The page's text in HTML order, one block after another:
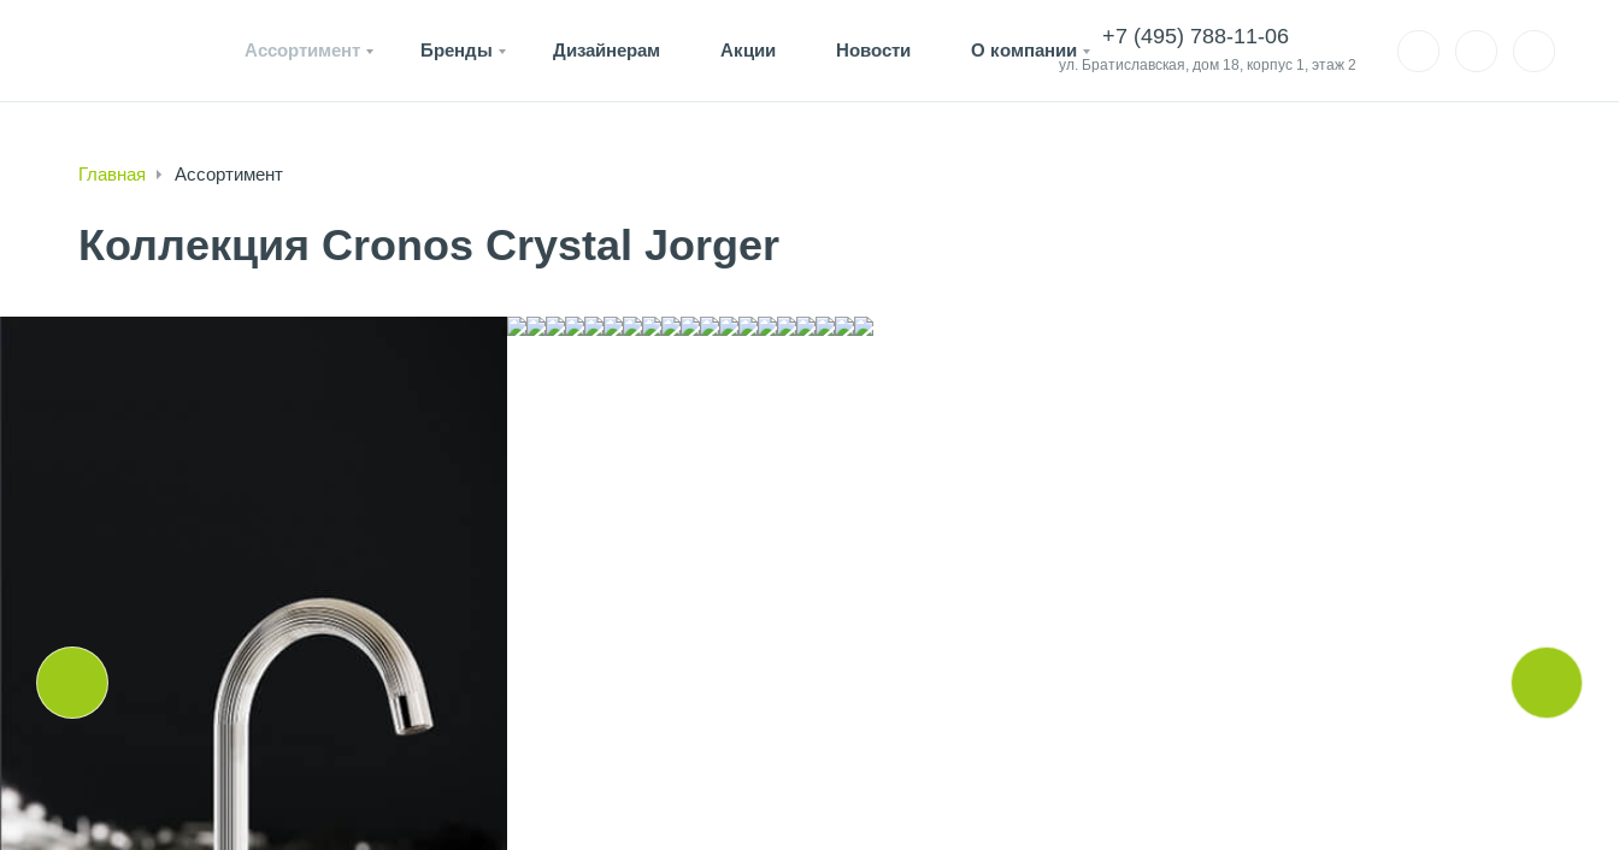
Ассортимент Бренды Дизайнерам Акции Новости О компании
+7 (495) 788-11-06
ул. Братиславская, дом 18, корпус 1, этаж 2
Главная Ассортимент
Коллекция Cronos Crystal Jorger